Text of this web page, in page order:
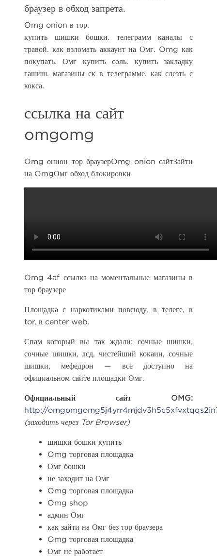
браузер в обход запрета.
Omg onion в тор.
купить шишки бошки. телеграмм каналы с
травой. как взломать аккаунт на Омг. Omg как
покупать. Омг купить соль. купить закладку
гашиш. магазины ск в телеграмме. как слезть с
кокса.
ссылка на сайт
omgomg
Omg онион тор браузерOmg onion сайтЗайти
на OmgОмг обход блокировки
Omg 4af ссылка на моментальные магазины в
тор браузере
Площадка с наркотиками повсюду, в телеге, в
tor, в center web.
Спам который вы так ждали: сочные шишки,
сочные шишки, лсд, чистейший кокаин, сочные
шишки, мефедрон — все доступно на
официальном сайте площадки Омг.
Официальный сайт OMG:
http://
(заходить через Tor Browser)
шишки бошки купить
Omg торговая площадка
Омг бошки
не заходит на Омг
Omg торговая площадка
Omg shop
админ Омг
как зайти на Омг без тор браузера
Omg торговая площадка
Омг не работает